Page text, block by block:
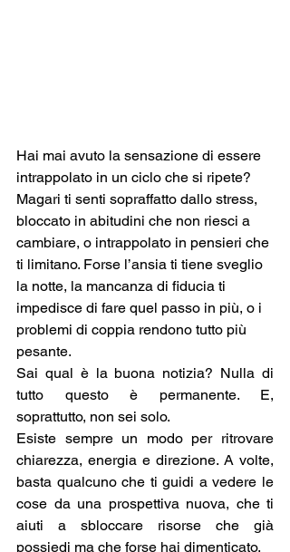
Hai mai avuto la sensazione di essere
intrappolato in un ciclo che si ripete?
Magari ti senti sopraffatto dallo stress,
bloccato in abitudini che non riesci a
cambiare, o intrappolato in pensieri che
ti limitano. Forse l’ansia ti tiene sveglio
la notte, la mancanza di fiducia ti
impedisce di fare quel passo in più, o i
problemi di coppia rendono tutto più
pesante.
Sai qual è la buona notizia? Nulla di
tutto questo è permanente. E,
soprattutto, non sei solo.
Esiste sempre un modo per ritrovare
chiarezza, energia e direzione. A volte,
basta qualcuno che ti guidi a vedere le
cose da una prospettiva nuova, che ti
aiuti a sbloccare risorse che già
possiedi ma che forse hai dimenticato.